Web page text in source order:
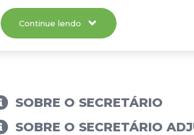
Continue lendo
SOBRE O SECRETÁRIO
SOBRE O SECRETÁRIO